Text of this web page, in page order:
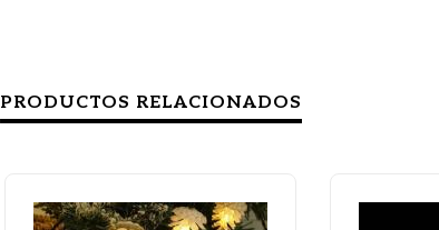
PRODUCTOS RELACIONADOS